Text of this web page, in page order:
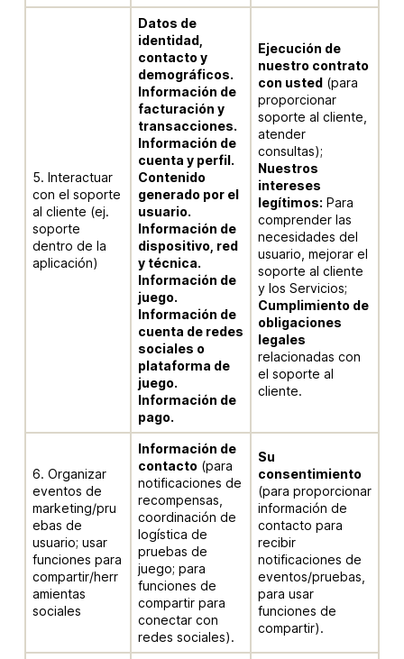
5. Interactuar
con el soporte
al cliente (ej.
soporte
dentro de la
aplicación)
Datos de
identidad,
contacto y
demográficos.
Información de
facturación y
transacciones.
Información de
cuenta y perfil.
Contenido
generado por el
usuario.
Información de
dispositivo, red
y técnica.
Información de
juego.
Información de
cuenta de redes
sociales o
plataforma de
juego.
Información de
pago.
Ejecución de
nuestro contrato
con usted(para
proporcionar
soporte al cliente,
atender
consultas);
Nuestros
intereses
legítimos: Para
comprender las
necesidades del
usuario, mejorar el
soporte al cliente
y los Servicios;
Cumplimiento de
obligaciones
legales
relacionadas con
el soporte al
cliente.
6. Organizar
eventos de
marketing/pru
ebas de
usuario; usar
funciones para
compartir/herr
amientas
sociales
Información de
contacto(para
notificaciones de
recompensas,
coordinación de
logística de
pruebas de
juego; para
funciones de
compartir para
conectar con
redes sociales).
Su
consentimiento
(para proporcionar
información de
contacto para
recibir
notificaciones de
eventos/pruebas,
para usar
funciones de
compartir).